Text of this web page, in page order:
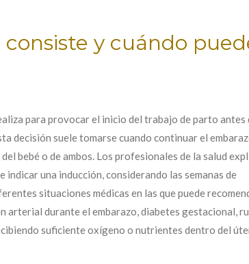
y cuándo
para provocar el inicio del trabajo de parto antes
decisión suele tomarse cuando continuar el
bebé o de ambos. Los profesionales de la salud
indicar una inducción, considerando las semanas de
situaciones médicas en las que puede
durante el embarazo, diabetes gestacional,
suficiente oxígeno o nutrientes dentro del